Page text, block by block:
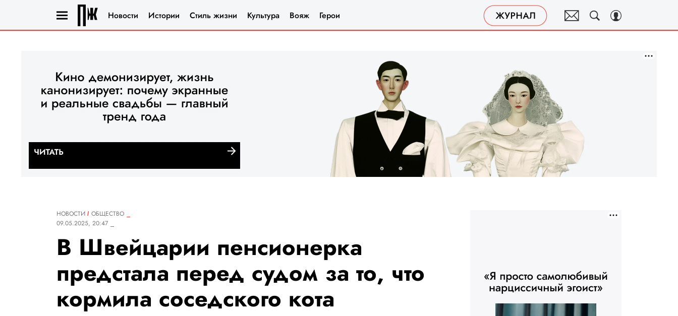
Новости Истории Стиль жизни Культура Вояж Герои
НОВОСТИ
ОБЩЕСТВО
09.05.2025, 20:47
В Швейцарии пенсионерка
предстала перед судом за то, что
кормила соседского кота